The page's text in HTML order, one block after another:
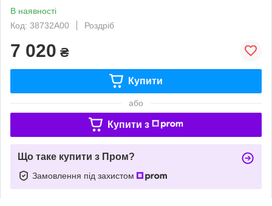
В наявності
Код: 38732A00
Роздріб
7 020 ₴
Купити
або
Купити з
Що таке купити з Пром?
Замовлення під захистом